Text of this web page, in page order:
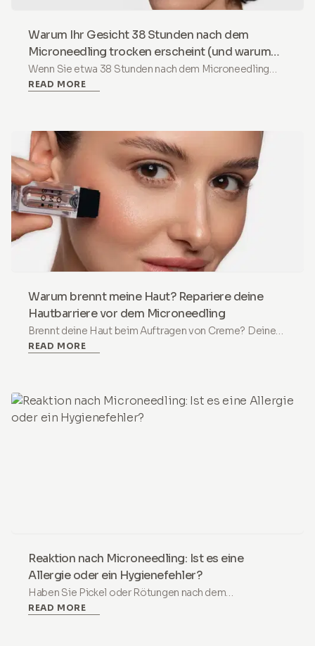
Warum Ihr Gesicht 38 Stunden nach dem
Microneedling trocken erscheint (und warum
das tatsächlich ein gutes Zeichen ist)
Wenn Sie etwa 38 Stunden nach dem Microneedling
sind und Ihre Haut sich gespannt, trocken oder leicht
Behandlung wirkt.
READ MORE
Warum brennt meine Haut? Repariere deine
Hautbarriere vor dem Microneedling
Brennt deine Haut beim Auftragen von Creme? Deine
Hautbarriere ist geschädigt. Erfahre, warum du mit
READ MORE
Reaktion nach Microneedling: Ist es eine
Allergie oder ein Hygienefehler?
Haben Sie Pickel oder Rötungen nach dem
Microneedling erlebt? Erfahren Sie den Unterschied
READ MORE